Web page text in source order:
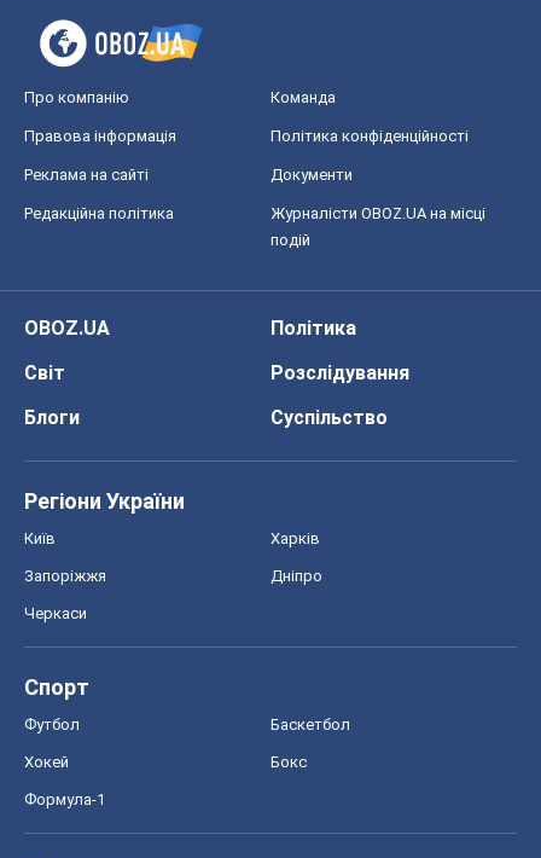
Про компанію Команда
Правова інформація Політика конфіденційності
Реклама на сайті Документи
Редакційна політика
Журналісти OBOZ.UA на місці
подій
OBOZ.UA
Політика
Світ
Розслідування
Блоги
Суспільство
Регіони України
Київ Харків
Запоріжжя Дніпро
Черкаси
Спорт
Футбол Баскетбол
Хокей Бокс
Формула-1